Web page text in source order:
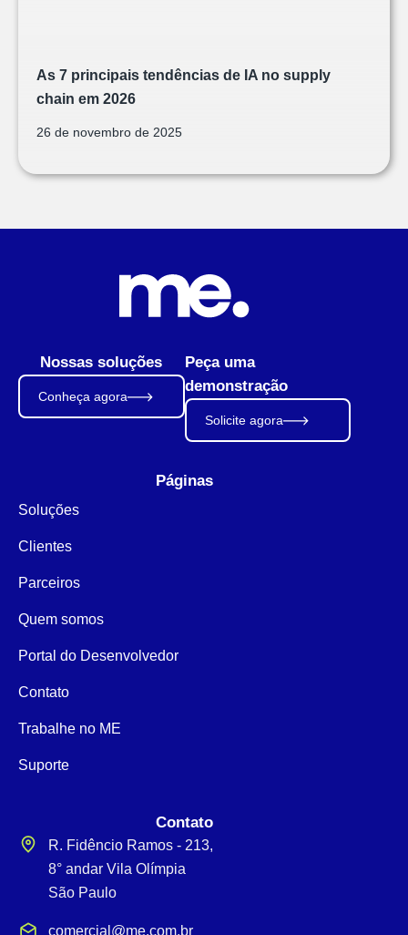
As 7 principais tendências de IA no supply
chain em 2026
26 de novembro de 2025
Nossas soluções
Conheça agora
Peça uma
demonstração
Solicite agora
Páginas
Soluções
Clientes
Parceiros
Quem somos
Portal do Desenvolvedor
Contato
Trabalhe no ME
Suporte
Contato
R. Fidêncio Ramos - 213,
8° andar Vila Olímpia
São Paulo
comercial@me.com.br